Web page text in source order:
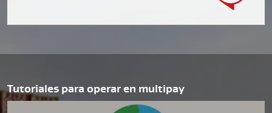
Tutoriales para operar en multipay